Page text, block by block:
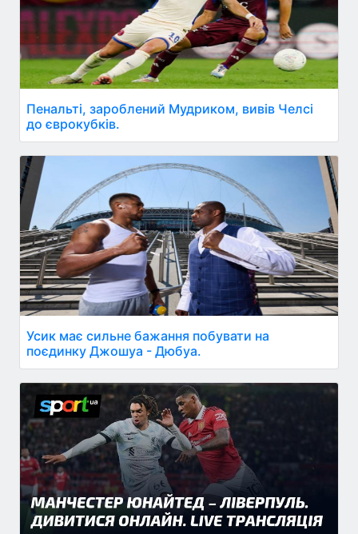
Пенальті, зароблений Мудриком, вивів Челсі
до єврокубків.
Усик має сильне бажання побувати на
поєдинку Джошуа - Дюбуа.